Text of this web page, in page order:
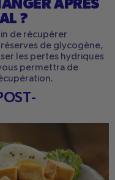
APRÈS
?
de récupérer
de glycogène,
les pertes hydriques
permettra de